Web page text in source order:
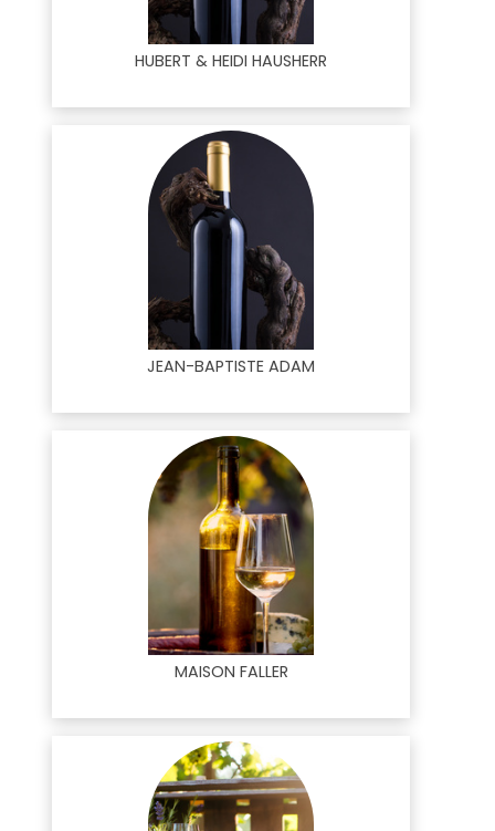
HUBERT & HEIDI HAUSHERR
JEAN-BAPTISTE ADAM
MAISON FALLER